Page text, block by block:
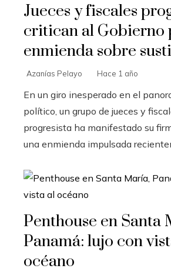
Jueces y fiscales
critican al Gobierno
enmienda sobre
Azanías Pelayo Hace 1 año
En un giro inesperado en el
político, un grupo de jueces y
progresista ha manifestado su
una enmienda impulsada
Penthouse en Santa
Panamá: lujo con
océano